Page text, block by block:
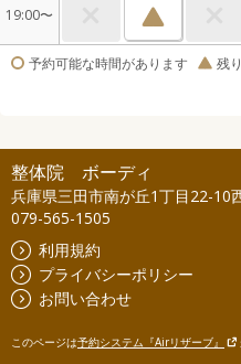
19:00〜
予約可能な時間があります 残
整体院 ボーディ
兵庫県三田市南が丘1丁目22-
079-565-1505
利用規約
プライバシーポリシー
お問い合わせ
このページは予約システム『Airリザーブ』